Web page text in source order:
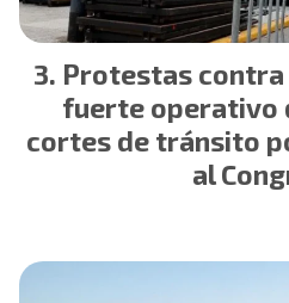
Protestas contra
fuerte operativo
cortes de tránsito
al